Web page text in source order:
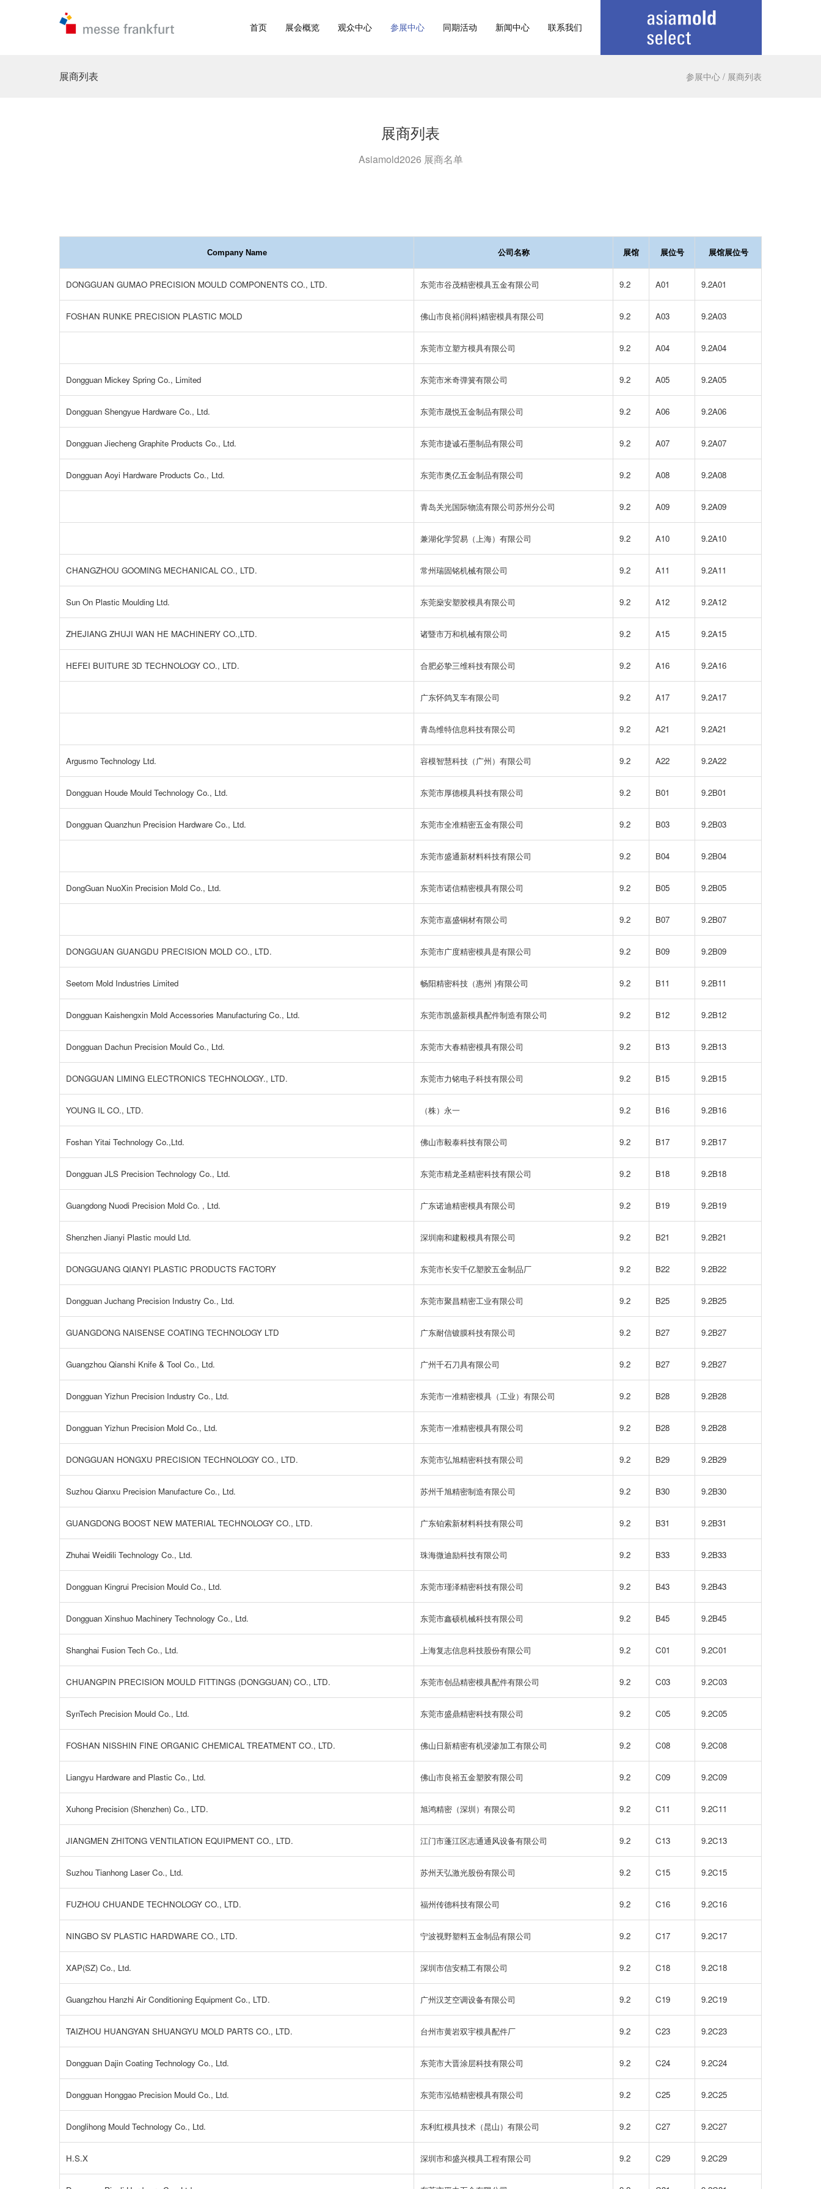
首页 展会概览 观众中心 参展中心 同期活动 新闻中心 联系我们
展商列表 参展中心 / 展商列表
展商列表
Asiamold2026 展商名单
Company Name 公司名称 展馆 展位号 展馆展位号
DONGGUAN GUMAO PRECISION MOULD COMPONENTS CO., LTD. 东莞市谷茂精密模具五金有限公司 9.2 A01 9.2A01
FOSHAN RUNKE PRECISION PLASTIC MOLD 佛山市良裕(润科)精密模具有限公司 9.2 A03 9.2A03
东莞市立塑方模具有限公司 9.2 A04 9.2A04
Dongguan Mickey Spring Co., Limited 东莞市米奇弹簧有限公司 9.2 A05 9.2A05
Dongguan Shengyue Hardware Co., Ltd. 东莞市晟悦五金制品有限公司 9.2 A06 9.2A06
Dongguan Jiecheng Graphite Products Co., Ltd. 东莞市捷诚石墨制品有限公司 9.2 A07 9.2A07
Dongguan Aoyi Hardware Products Co., Ltd. 东莞市奥亿五金制品有限公司 9.2 A08 9.2A08
青岛关光国际物流有限公司苏州分公司 9.2 A09 9.2A09
兼湖化学贸易（上海）有限公司 9.2 A10 9.2A10
CHANGZHOU GOOMING MECHANICAL CO., LTD. 常州瑞固铭机械有限公司 9.2 A11 9.2A11
Sun On Plastic Moulding Ltd. 东莞燊安塑胶模具有限公司 9.2 A12 9.2A12
ZHEJIANG ZHUJI WAN HE MACHINERY CO.,LTD. 诸暨市万和机械有限公司 9.2 A15 9.2A15
HEFEI BUITURE 3D TECHNOLOGY CO., LTD. 合肥必挚三维科技有限公司 9.2 A16 9.2A16
广东怀鸽叉车有限公司 9.2 A17 9.2A17
青岛维特信息科技有限公司 9.2 A21 9.2A21
Argusmo Technology Ltd. 容模智慧科技（广州）有限公司 9.2 A22 9.2A22
Dongguan Houde Mould Technology Co., Ltd. 东莞市厚德模具科技有限公司 9.2 B01 9.2B01
Dongguan Quanzhun Precision Hardware Co., Ltd. 东莞市全准精密五金有限公司 9.2 B03 9.2B03
东莞市盛通新材料科技有限公司 9.2 B04 9.2B04
DongGuan NuoXin Precision Mold Co., Ltd. 东莞市诺信精密模具有限公司 9.2 B05 9.2B05
东莞市嘉盛铜材有限公司 9.2 B07 9.2B07
DONGGUAN GUANGDU PRECISION MOLD CO., LTD. 东莞市广度精密模具是有限公司 9.2 B09 9.2B09
Seetom Mold Industries Limited 畅阳精密科技（惠州 )有限公司 9.2 B11 9.2B11
Dongguan Kaishengxin Mold Accessories Manufacturing Co., Ltd. 东莞市凯盛新模具配件制造有限公司 9.2 B12 9.2B12
Dongguan Dachun Precision Mould Co., Ltd. 东莞市大春精密模具有限公司 9.2 B13 9.2B13
DONGGUAN LIMING ELECTRONICS TECHNOLOGY., LTD. 东莞市力铭电子科技有限公司 9.2 B15 9.2B15
YOUNG IL CO., LTD. （株）永一 9.2 B16 9.2B16
Foshan Yitai Technology Co.,Ltd. 佛山市毅泰科技有限公司 9.2 B17 9.2B17
Dongguan JLS Precision Technology Co., Ltd. 东莞市精龙圣精密科技有限公司 9.2 B18 9.2B18
Guangdong Nuodi Precision Mold Co. , Ltd. 广东诺迪精密模具有限公司 9.2 B19 9.2B19
Shenzhen Jianyi Plastic mould Ltd. 深圳南和建毅模具有限公司 9.2 B21 9.2B21
DONGGUANG QIANYI PLASTIC PRODUCTS FACTORY 东莞市长安千亿塑胶五金制品厂 9.2 B22 9.2B22
Dongguan Juchang Precision Industry Co., Ltd. 东莞市聚昌精密工业有限公司 9.2 B25 9.2B25
GUANGDONG NAISENSE COATING TECHNOLOGY LTD 广东耐信镀膜科技有限公司 9.2 B27 9.2B27
Guangzhou Qianshi Knife & Tool Co., Ltd. 广州千石刀具有限公司 9.2 B27 9.2B27
Dongguan Yizhun Precision Industry Co., Ltd. 东莞市一准精密模具（工业）有限公司 9.2 B28 9.2B28
Dongguan Yizhun Precision Mold Co., Ltd. 东莞市一准精密模具有限公司 9.2 B28 9.2B28
DONGGUAN HONGXU PRECISION TECHNOLOGY CO., LTD. 东莞市弘旭精密科技有限公司 9.2 B29 9.2B29
Suzhou Qianxu Precision Manufacture Co., Ltd. 苏州千旭精密制造有限公司 9.2 B30 9.2B30
GUANGDONG BOOST NEW MATERIAL TECHNOLOGY CO., LTD. 广东铂索新材料科技有限公司 9.2 B31 9.2B31
Zhuhai Weidili Technology Co., Ltd. 珠海微迪励科技有限公司 9.2 B33 9.2B33
Dongguan Kingrui Precision Mould Co., Ltd. 东莞市瑾泽精密科技有限公司 9.2 B43 9.2B43
Dongguan Xinshuo Machinery Technology Co., Ltd. 东莞市鑫硕机械科技有限公司 9.2 B45 9.2B45
Shanghai Fusion Tech Co., Ltd. 上海复志信息科技股份有限公司 9.2 C01 9.2C01
CHUANGPIN PRECISION MOULD FITTINGS (DONGGUAN) CO., LTD. 东莞市创品精密模具配件有限公司 9.2 C03 9.2C03
SynTech Precision Mould Co., Ltd. 东莞市盛鼎精密科技有限公司 9.2 C05 9.2C05
FOSHAN NISSHIN FINE ORGANIC CHEMICAL TREATMENT CO., LTD. 佛山日新精密有机浸渗加工有限公司 9.2 C08 9.2C08
Liangyu Hardware and Plastic Co., Ltd. 佛山市良裕五金塑胶有限公司 9.2 C09 9.2C09
Xuhong Precision (Shenzhen) Co., LTD. 旭鸿精密（深圳）有限公司 9.2 C11 9.2C11
JIANGMEN ZHITONG VENTILATION EQUIPMENT CO., LTD. 江门市蓬江区志通通风设备有限公司 9.2 C13 9.2C13
Suzhou Tianhong Laser Co., Ltd. 苏州天弘激光股份有限公司 9.2 C15 9.2C15
FUZHOU CHUANDE TECHNOLOGY CO., LTD. 福州传德科技有限公司 9.2 C16 9.2C16
NINGBO SV PLASTIC HARDWARE CO., LTD. 宁波视野塑料五金制品有限公司 9.2 C17 9.2C17
XAP(SZ) Co., Ltd. 深圳市信安精工有限公司 9.2 C18 9.2C18
Guangzhou Hanzhi Air Conditioning Equipment Co., LTD. 广州汉芝空调设备有限公司 9.2 C19 9.2C19
TAIZHOU HUANGYAN SHUANGYU MOLD PARTS CO., LTD. 台州市黄岩双宇模具配件厂 9.2 C23 9.2C23
Dongguan Dajin Coating Technology Co., Ltd. 东莞市大晋涂层科技有限公司 9.2 C24 9.2C24
Dongguan Honggao Precision Mould Co., Ltd. 东莞市泓锆精密模具有限公司 9.2 C25 9.2C25
Donglihong Mould Technology Co., Ltd. 东利红模具技术（昆山）有限公司 9.2 C27 9.2C27
H.S.X 深圳市和盛兴模具工程有限公司 9.2 C29 9.2C29